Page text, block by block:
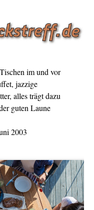
im und vor
jazzige
alles trägt dazu
guten Laune
2003